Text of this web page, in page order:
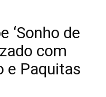
‘Sonho de
com
e Paquitas